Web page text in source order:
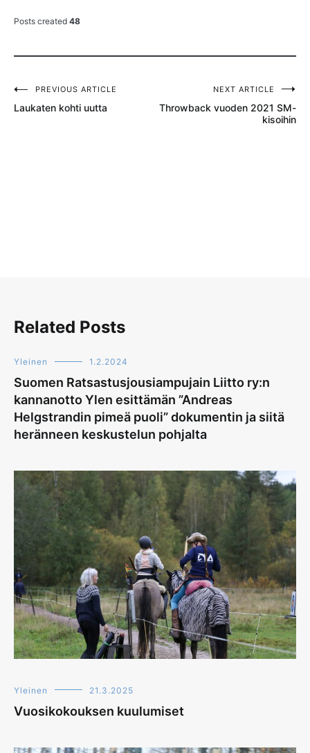
Posts created 48
Artikkelien
PREVIOUS ARTICLE
Laukaten kohti uutta
NEXT ARTICLE
Throwback vuoden 2021 SM-
kisoihin
Related Posts
Yleinen 1.2.2024
Suomen Ratsastusjousiampujain Liitto ry:n
kannanotto Ylen esittämän ”Andreas
Helgstrandin pimeä puoli” dokumentin ja siitä
heränneen keskustelun pohjalta
Yleinen 21.3.2025
Vuosikokouksen kuulumiset